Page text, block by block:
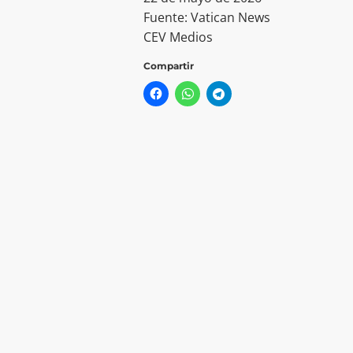
Fuente: Vatican News
CEV Medios
Compartir